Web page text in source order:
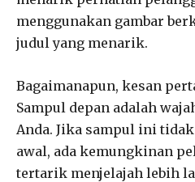
menggunakan gambar
judul yang menarik.
Bagaimanapun, kesan
Sampul depan adalah
Anda. Jika sampul ini
awal, ada kemungkinan
tertarik menjelajah lebih